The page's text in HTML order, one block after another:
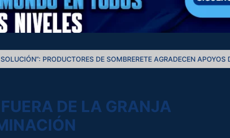
DE SOMBRERETE AGRADECEN APOYOS DE DAVID MONREAL
DE LA GRANJA